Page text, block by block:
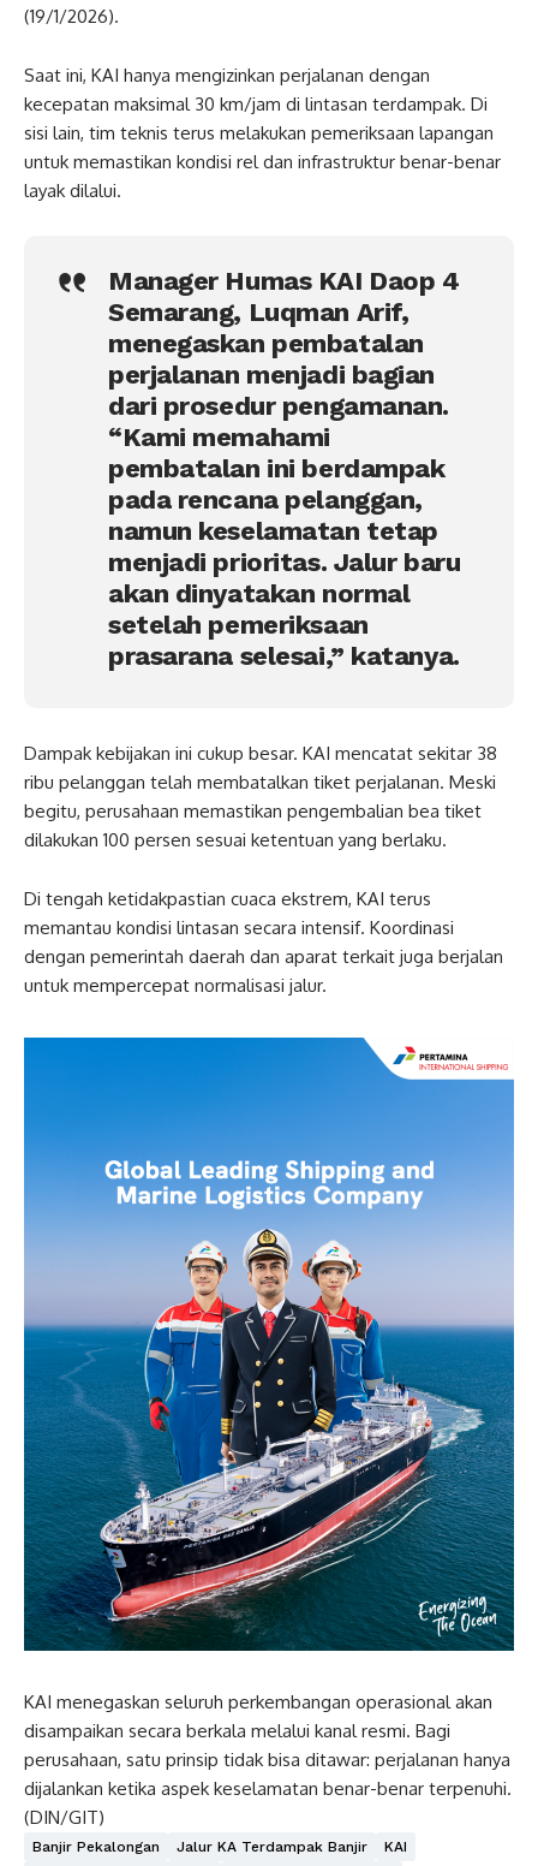
(19/1/2026).
Saat ini, KAI hanya mengizinkan perjalanan dengan
kecepatan maksimal 30 km/jam di lintasan terdampak. Di
sisi lain, tim teknis terus melakukan pemeriksaan lapangan
untuk memastikan kondisi rel dan infrastruktur benar-benar
layak dilalui.
Manager Humas KAI Daop 4
Semarang, Luqman Arif,
menegaskan pembatalan
perjalanan menjadi bagian
dari prosedur pengamanan.
“Kami memahami
pembatalan ini berdampak
pada rencana pelanggan,
namun keselamatan tetap
menjadi prioritas. Jalur baru
akan dinyatakan normal
setelah pemeriksaan
prasarana selesai,” katanya.
Dampak kebijakan ini cukup besar. KAI mencatat sekitar 38
ribu pelanggan telah membatalkan tiket perjalanan. Meski
begitu, perusahaan memastikan pengembalian bea tiket
dilakukan 100 persen sesuai ketentuan yang berlaku.
Di tengah ketidakpastian cuaca ekstrem, KAI terus
memantau kondisi lintasan secara intensif. Koordinasi
dengan pemerintah daerah dan aparat terkait juga berjalan
untuk mempercepat normalisasi jalur.
KAI menegaskan seluruh perkembangan operasional akan
disampaikan secara berkala melalui kanal resmi. Bagi
perusahaan, satu prinsip tidak bisa ditawar: perjalanan hanya
dijalankan ketika aspek keselamatan benar-benar terpenuhi.
(DIN/GIT)
Banjir Pekalongan Jalur KA Terdampak Banjir KAI